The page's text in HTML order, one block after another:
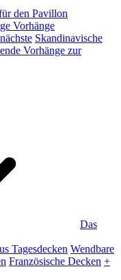
den Pavillon
Vorhänge
Skandinavische
Vorhänge zur
Das
Tagesdecken Wendbare
Französische Decken +